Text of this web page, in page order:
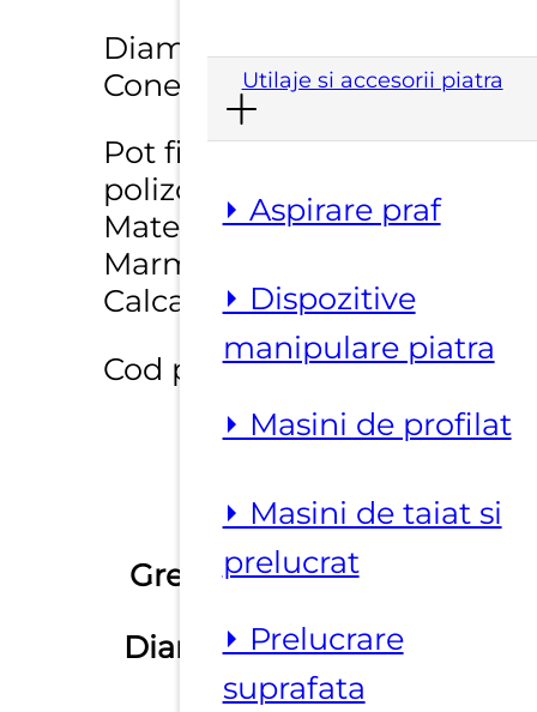
Utilaje si accesorii piatra
⏵ Aspirare praf
⏵ Dispozitive
manipulare piatra
⏵ Masini de profilat
⏵ Masini de taiat si
prelucrat
⏵ Prelucrare
suprafata
Diametru: 100 mm
Conexiune : M14
Pot fi utilizate pe
polizoare unghiulare
Materiale : Granit,
Marmura, Travertin,
Calcar.
Cod produs: MFLRD
Greutate
Nu se aplica
Diametru 100 mm